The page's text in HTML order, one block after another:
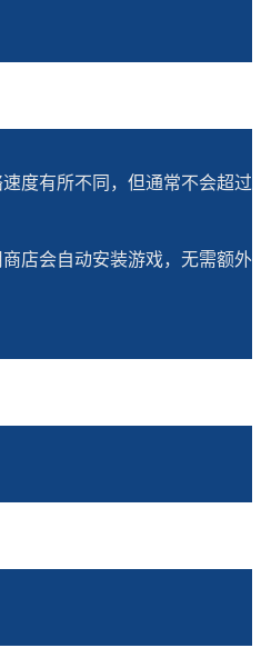
度有所不同，但通常不会超过
店会自动安装游戏，无需额外